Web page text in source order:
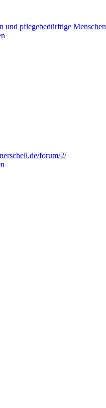
und pflegebedürftige Menschen
forum/2/